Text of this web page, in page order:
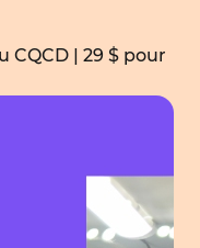
CQCD | 29 $ pour